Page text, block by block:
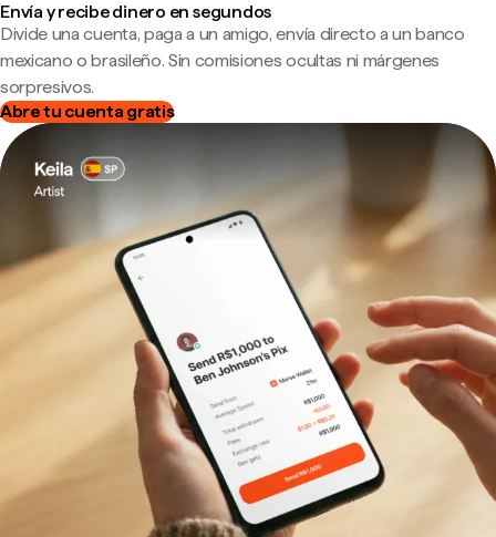
Envía y recibe dinero en segundos
Divide una cuenta, paga a un amigo, envía directo a un banco
mexicano o brasileño. Sin comisiones ocultas ni márgenes
sorpresivos.
Abre tu cuenta gratis